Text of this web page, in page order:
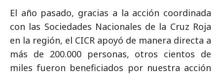
El año pasado, gracias a la acción coordinada
con las Sociedades Nacionales de la Cruz Roja
en la región, el CICR apoyó de manera directa a
más de 200.000 personas, otros cientos de
miles fueron beneficiados por nuestra acción